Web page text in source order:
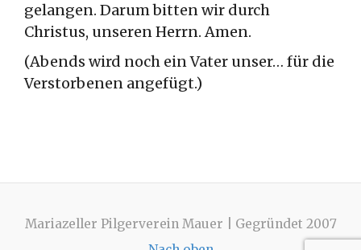
gelangen. Darum bitten wir durch
Christus, unseren Herrn. Amen.
(Abends wird noch ein Vater unser… für die
Verstorbenen angefügt.)
Mariazeller Pilgerverein Mauer | Gegründet 2007